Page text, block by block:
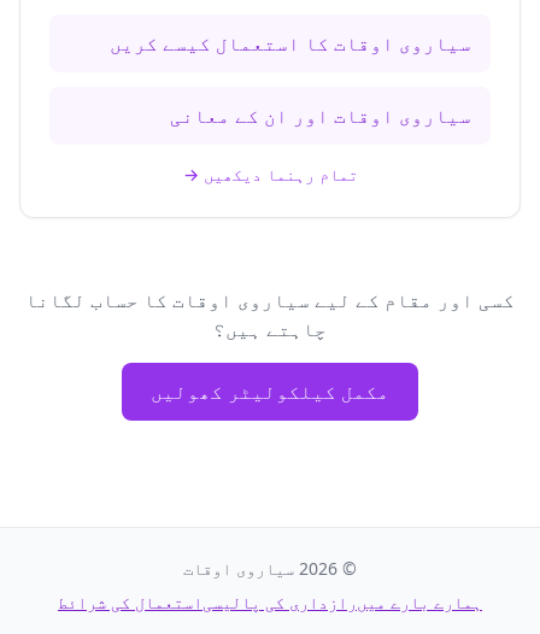
سیاروی اوقات کا استعمال کیسے کریں
سیاروی اوقات اور ان کے معانی
تمام رہنما دیکھیں →
کسی اور مقام کے لیے سیاروی اوقات کا حساب لگانا
چاہتے ہیں؟
مکمل کیلکولیٹر کھولیں
©
2026 سیاروی اوقات
ہمارے بارے میںرازداری کی پالیسی استعمال کی شرائط